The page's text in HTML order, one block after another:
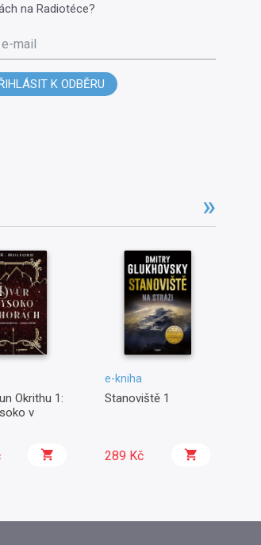
na Radiotéce?
mail
K ODBĚRU
Okrithu 1:
v
e-kniha
Stanoviště 1
289 Kč